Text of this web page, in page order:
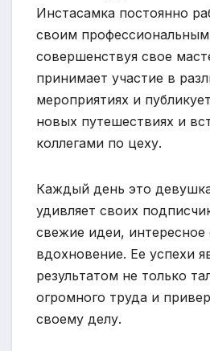
Инстасамка постоянно
своим
совершенствуя свое
принимает участие в
мероприятиях и
новых путешествиях и
коллегами по цеху.
Каждый день это
удивляет своих
свежие идеи,
вдохновение. Ее успехи
результатом не только
огромного труда и
своему делу.